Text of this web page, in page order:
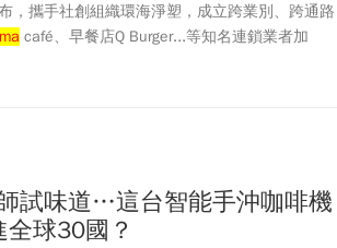
，攜手社創組織環海淨塑，成立跨業別、跨通路
café、早餐店Q Burger...等知名連鎖業者加
快年底前，全台就會有超過700個據點，提供
試味道…這台智能手沖咖啡機
球30國？